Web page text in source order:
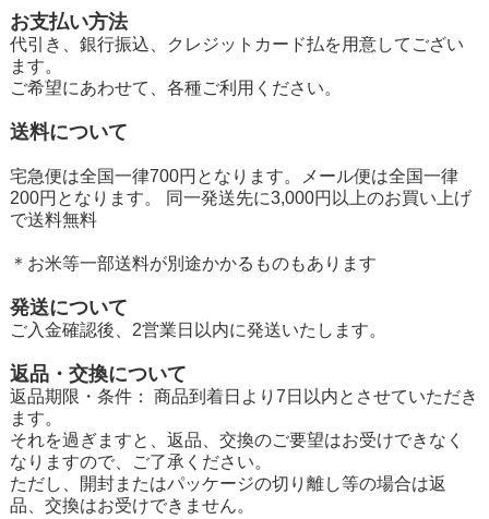
お支払い方法
代引き、銀行振込、クレジットカード払を用意してござい
ます。
ご希望にあわせて、各種ご利用ください。
送料について
宅急便は全国一律700円となります。メール便は全国一律
200円となります。 同一発送先に3,000円以上のお買い上げ
で送料無料
＊お米等一部送料が別途かかるものもあります
発送について
ご入金確認後、2営業日以内に発送いたします。
返品・交換について
返品期限・条件： 商品到着日より7日以内とさせていただき
ます。
それを過ぎますと、返品、交換のご要望はお受けできなく
なりますので、ご了承ください。
ただし、開封またはパッケージの切り離し等の場合は返
品、交換はお受けできません。